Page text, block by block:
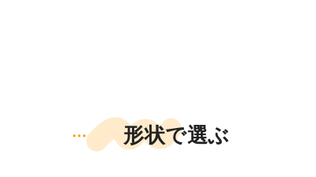
形状で選ぶ